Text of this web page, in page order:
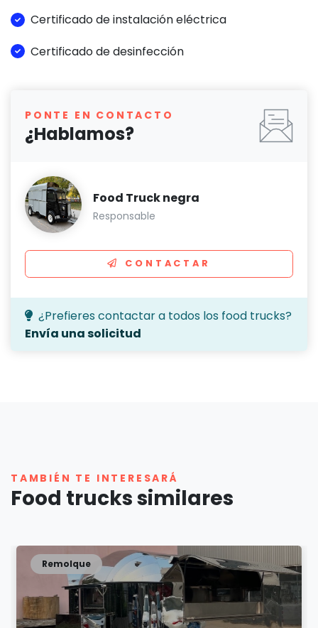
Certificado de instalación eléctrica
Certificado de desinfección
PONTE EN CONTACTO
¿Hablamos?
Food Truck negra
Responsable
CONTACTAR
¿Prefieres contactar a todos los food trucks?
Envía una solicitud
TAMBIÉN TE INTERESARÁ
Food trucks similares
Remolque